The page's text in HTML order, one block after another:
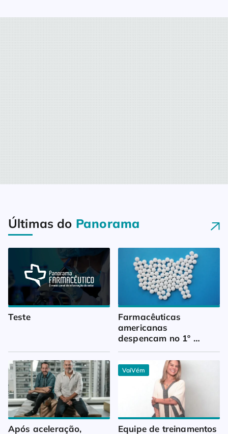
Últimas do Panorama
Teste
Farmacêuticas
americanas
despencam no 1º
Após aceleração,
VaiVém
Equipe de treinamentos